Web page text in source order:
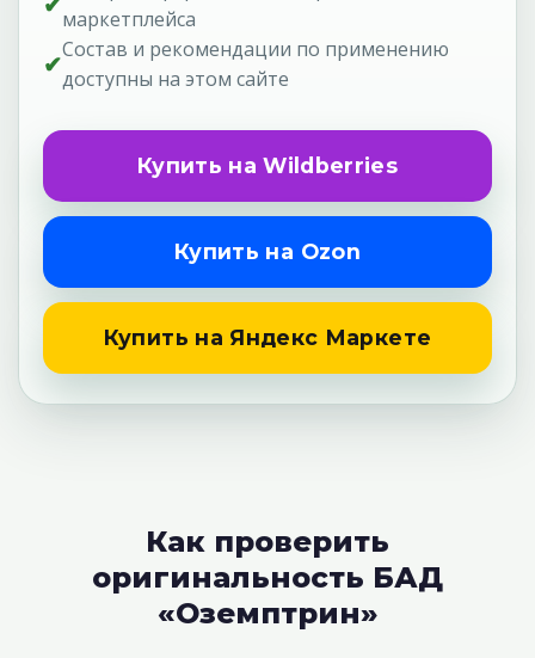
маркетплейса
✔Состав и рекомендации по применению
доступны на этом сайте
Купить на Wildberries
Купить на Ozon
Купить на Яндекс Маркете
Как проверить
оригинальность БАД
«Оземптрин»